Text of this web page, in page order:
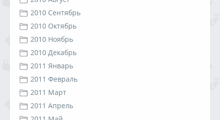
2010 Сентябрь
2010 Октябрь
2010 Ноябрь
2010 Декабрь
2011 Январь
2011 Февраль
2011 Март
2011 Апрель